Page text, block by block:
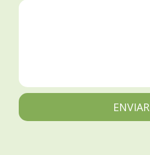
ENVIAR